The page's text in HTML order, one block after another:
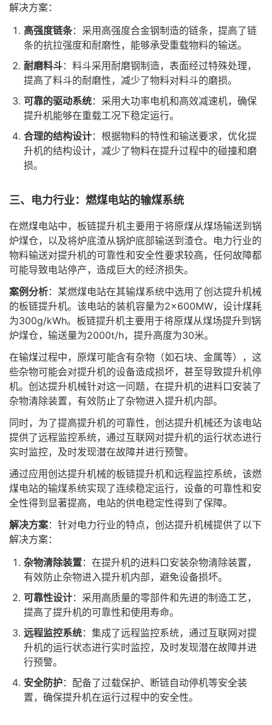
解决方案：
高强度链条：采用高强度合金钢制造的链条，提高了链
条的抗拉强度和耐磨性，能够承受重载物料的输送。
耐磨料斗：料斗采用耐磨钢制造，表面经过特殊处理，
提高了料斗的耐磨性，减少了物料对料斗的磨损。
可靠的驱动系统：采用大功率电机和高效减速机，确保
提升机能够在重载工况下稳定运行。
合理的结构设计：根据物料的特性和输送要求，优化提
升机的结构设计，减少了物料在提升过程中的碰撞和磨
损。
三、电力行业：燃煤电站的输煤系统
在燃煤电站中，板链提升机主要用于将原煤从煤场输送到锅
炉煤仓，以及将炉底渣从锅炉底部输送到渣仓。电力行业的
物料输送对提升机的可靠性和安全性要求较高，任何故障都
可能导致电站停产，造成巨大的经济损失。
案例分析：某燃煤电站在其输煤系统中选用了创达提升机械
的板链提升机。该电站的装机容量为2×600MW，设计煤耗
为300g/kWh。板链提升机主要用于将原煤从煤场提升到锅
炉煤仓，输送量为2000t/h，提升高度为30米。
在输煤过程中，原煤可能含有杂物（如石块、金属等），这
些杂物可能会对提升机的设备造成损坏，甚至导致提升机停
机。创达提升机械针对这一问题，在提升机的进料口安装了
杂物清除装置，有效防止了杂物进入提升机内部。
同时，为了提高提升机的可靠性，创达提升机械还为该电站
提供了远程监控系统，通过互联网对提升机的运行状态进行
实时监控，及时发现潜在故障并进行预警。
通过应用创达提升机械的板链提升机和远程监控系统，该燃
煤电站的输煤系统实现了连续稳定运行，设备的可靠性和安
全性得到显著提高，电站的供电稳定性得到了保障。
解决方案：针对电力行业的特点，创达提升机械提供了以下
解决方案：
杂物清除装置：在提升机的进料口安装杂物清除装置，
有效防止杂物进入提升机内部，避免设备损坏。
可靠性设计：采用高质量的零部件和先进的制造工艺，
提高了提升机的可靠性和使用寿命。
远程监控系统：集成了远程监控系统，通过互联网对提
升机的运行状态进行实时监控，及时发现潜在故障并进
行预警。
安全防护：配备了过载保护、断链自动停机等安全装
置，确保提升机在运行过程中的安全性。